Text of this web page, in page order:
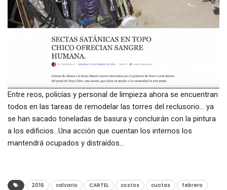
Entre reos, policías y personal de limpieza ahora se encuentran
todos en las tareas de remodelar las torres del reclusorio… ya
se han sacado toneladas de basura y concluirán con la pintura
a los edificios…Una acción que cuentan los internos los
mantendrá ocupados y distraídos…
2016 calvario CARTEL costos cuotas
febrero